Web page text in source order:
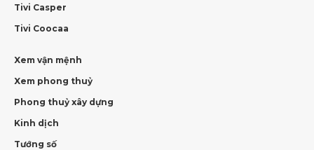
Tivi Casper
Tivi Coocaa
Xem vận mệnh
Xem phong thuỷ
Phong thuỷ xây dựng
Kinh dịch
Tướng số